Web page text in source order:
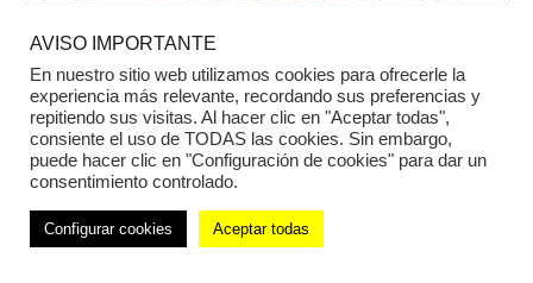
Israel y el Territorio
AVISO IMPORTANTE
En nuestro sitio web utilizamos cookies para ofrecerle la
experiencia más relevante, recordando sus preferencias y
repitiendo sus visitas. Al hacer clic en "Aceptar todas",
consiente el uso de TODAS las cookies. Sin embargo,
puede hacer clic en "Configuración de cookies" para dar un
consentimiento controlado.
Configurar cookies Aceptar todas